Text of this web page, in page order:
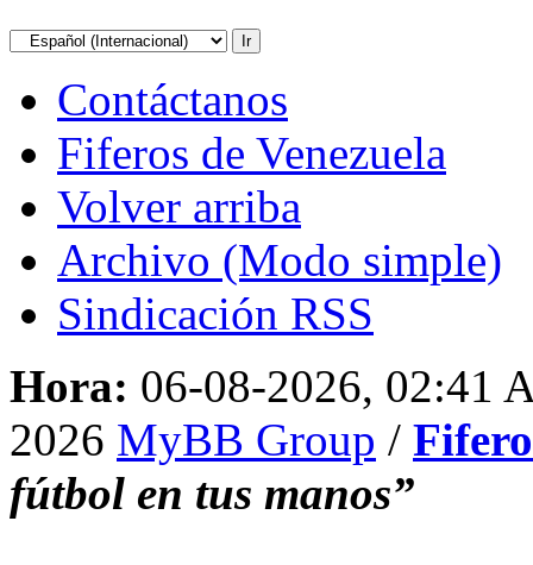
Contáctanos
Fiferos de Venezuela
Volver arriba
Archivo (Modo simple)
Sindicación RSS
Hora: 06-08-2026, 02:41
2026 MyBB Group /
fútbol en tus manos”